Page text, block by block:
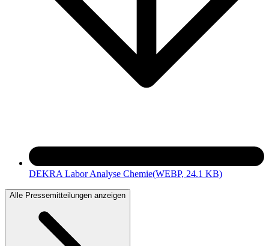
DEKRA Labor Analyse Chemie(WEBP, 24.1 KB)
Alle Pressemitteilungen anzeigen